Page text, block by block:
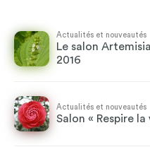
Actualités et nouveautés
Le salon
2016
Actualités et nouveautés
Salon « Respire